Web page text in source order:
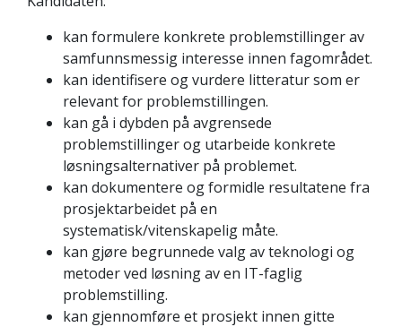
kan formulere konkrete problemstillinger av
samfunnsmessig interesse innen fagområdet.
kan identifisere og vurdere litteratur som er
relevant for problemstillingen.
kan gå i dybden på avgrensede
problemstillinger og utarbeide konkrete
løsningsalternativer på problemet.
kan dokumentere og formidle resultatene fra
prosjektarbeidet på en
systematisk/vitenskapelig måte.
kan gjøre begrunnede valg av teknologi og
metoder ved løsning av en IT-faglig
problemstilling.
kan gjennomføre et prosjekt innen gitte